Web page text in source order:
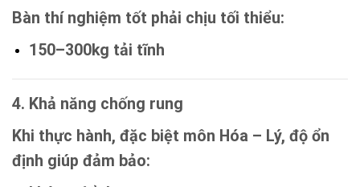
Bàn thí nghiệm tốt phải chịu tối thiểu:
150–300kg tải tĩnh
4. Khả năng chống rung
Khi thực hành, đặc biệt môn Hóa – Lý, độ ổn
định giúp đảm bảo: